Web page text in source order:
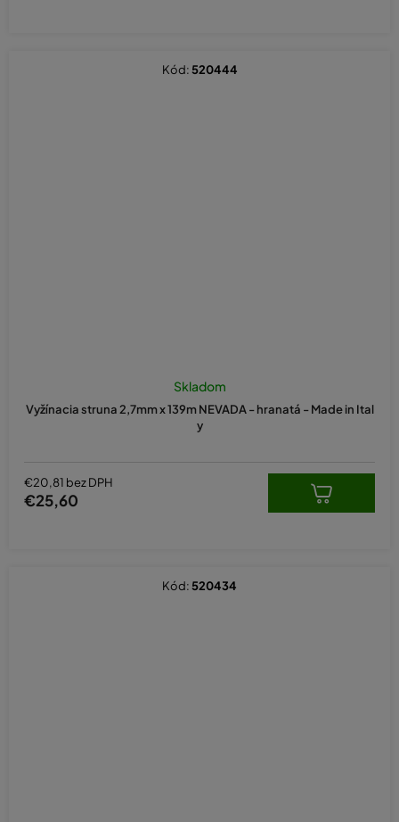
Vyžínacia struna 2,7mm x 139m NEVADA - hranatá - Made in Ital
y
Skladom
€20,81 bez DPH
€25,60
Kód: 520444
Kód: 520434